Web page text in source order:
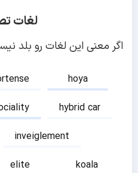
لغات
اگر معنی این لغات رو بلد
hoya
hybrid car
inveiglement
elite
koala